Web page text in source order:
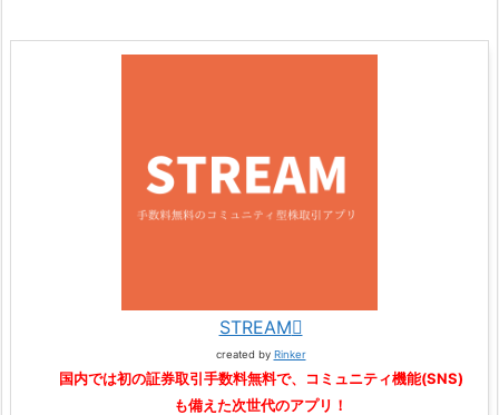
STREAM
created by Rinker
国内では初の証券取引手数料無料で、コミュニティ機能(SNS)
も備えた次世代のアプリ！